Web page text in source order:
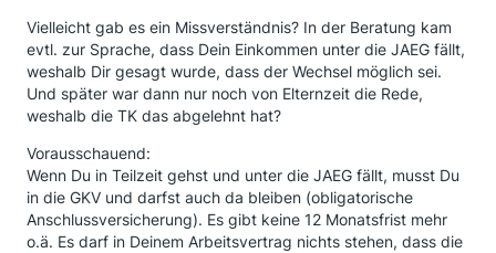
Vielleicht gab es ein Missverständnis? In der Beratung kam
evtl. zur Sprache, dass Dein Einkommen unter die JAEG fällt,
weshalb Dir gesagt wurde, dass der Wechsel möglich sei.
Und später war dann nur noch von Elternzeit die Rede,
weshalb die TK das abgelehnt hat?
Vorausschauend:
Wenn Du in Teilzeit gehst und unter die JAEG fällt, musst Du
in die GKV und darfst auch da bleiben (obligatorische
Anschlussversicherung). Es gibt keine 12 Monatsfrist mehr
o.ä. Es darf in Deinem Arbeitsvertrag nichts stehen, dass die